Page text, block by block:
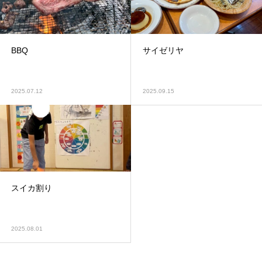
BBQ
2025.07.12
サイゼリヤ
2025.09.15
スイカ割り
2025.08.01